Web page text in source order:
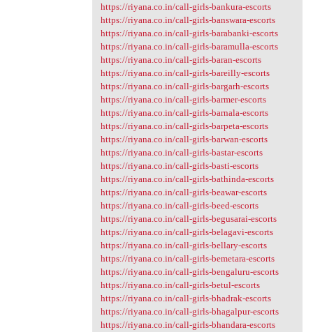
https://riyana.co.in/call-girls-bankura-escorts
https://riyana.co.in/call-girls-banswara-escorts
https://riyana.co.in/call-girls-barabanki-escorts
https://riyana.co.in/call-girls-baramulla-escorts
https://riyana.co.in/call-girls-baran-escorts
https://riyana.co.in/call-girls-bareilly-escorts
https://riyana.co.in/call-girls-bargarh-escorts
https://riyana.co.in/call-girls-barmer-escorts
https://riyana.co.in/call-girls-barnala-escorts
https://riyana.co.in/call-girls-barpeta-escorts
https://riyana.co.in/call-girls-barwan-escorts
https://riyana.co.in/call-girls-bastar-escorts
https://riyana.co.in/call-girls-basti-escorts
https://riyana.co.in/call-girls-bathinda-escorts
https://riyana.co.in/call-girls-beawar-escorts
https://riyana.co.in/call-girls-beed-escorts
https://riyana.co.in/call-girls-begusarai-escorts
https://riyana.co.in/call-girls-belagavi-escorts
https://riyana.co.in/call-girls-bellary-escorts
https://riyana.co.in/call-girls-bemetara-escorts
https://riyana.co.in/call-girls-bengaluru-escorts
https://riyana.co.in/call-girls-betul-escorts
https://riyana.co.in/call-girls-bhadrak-escorts
https://riyana.co.in/call-girls-bhagalpur-escorts
https://riyana.co.in/call-girls-bhandara-escorts